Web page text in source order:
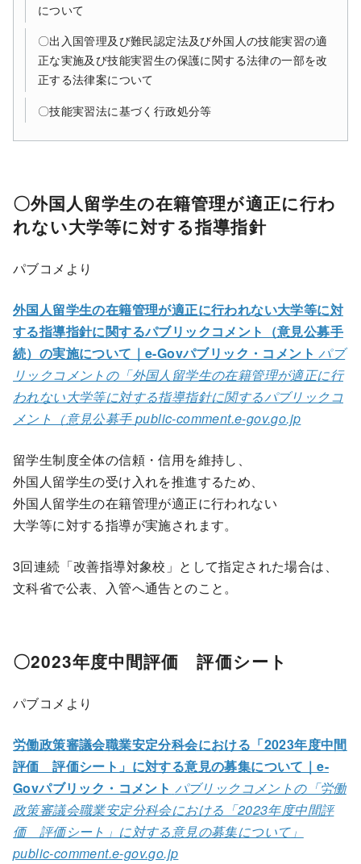
について
〇出入国管理及び難民認定法及び外国人の技能実習の適
正な実施及び技能実習生の保護に関する法律の一部を改
正する法律案について
〇技能実習法に基づく行政処分等
〇外国人留学生の在籍管理が適正に行わ
れない大学等に対する指導指針
パブコメより
外国人留学生の在籍管理が適正に行われない大学等に対
する指導指針に関するパブリックコメント（意見公募手
続）の実施について｜e-Govパブリック・コメント パブ
リックコメントの「外国人留学生の在籍管理が適正に行
われない大学等に対する指導指針に関するパブリックコ
メント（意見公募手public-comment.e-gov.go.jp
留学生制度全体の信頼・信用を維持し、
外国人留学生の受け入れを推進するため、
外国人留学生の在籍管理が適正に行われない
大学等に対する指導が実施されます。
3回連続「改善指導対象校」として指定された場合は、
文科省で公表、入管へ通告とのこと。
〇2023年度中間評価 評価シート
パブコメより
労働政策審議会職業安定分科会における「2023年度中間
評価 評価シート」に対する意見の募集について｜e-
Govパブリック・コメント パブリックコメントの「労働
政策審議会職業安定分科会における「2023年度中間評
価 評価シート」に対する意見の募集について」
public-comment.e-gov.go.jp